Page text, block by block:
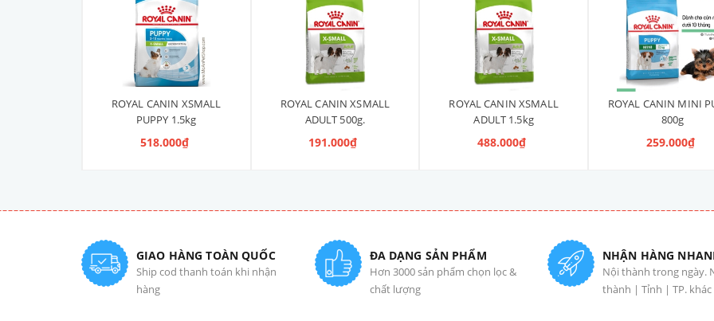
ROYAL CANIN XSMALL
PUPPY 1.5kg
518.000₫
ROYAL CANIN XSMALL
ADULT 500g.
191.000₫
ROYAL CANIN XSMALL
ADULT 1.5kg
488.000₫
ROYAL CANIN MINI
800g
259.000₫
GIAO HÀNG TOÀN QUỐC
Ship cod thanh toán khi nhận
hàng
ĐA DẠNG SẢN PHẨM
Hơn 3000 sản phẩm chọn lọc &
chất lượng
NHẬN HÀNG
Nội thành trong ngày.
thành | Tỉnh | TP. khác